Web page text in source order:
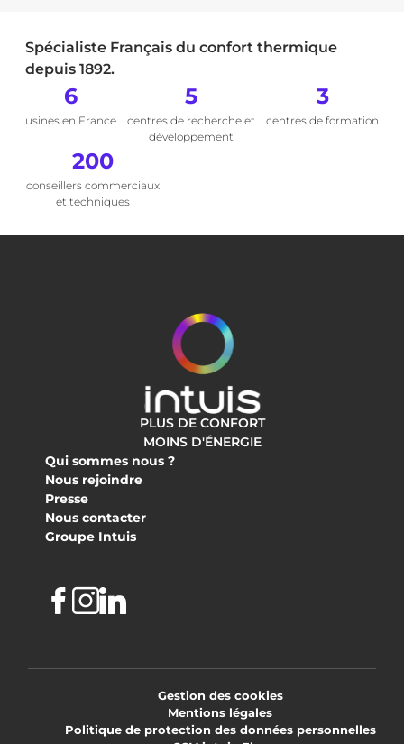
Spécialiste Français du confort thermique
depuis 1892.
6
usines en France
5
centres de recherche et
développement
3
centres de formation
200
conseillers commerciaux
et techniques
PLUS DE CONFORT
MOINS D'ÉNERGIE
Qui sommes nous ?
Nous rejoindre
Presse
Nous contacter
Groupe Intuis
Facebook
Instagram
Linkedin
Gestion des cookies
Mentions légales
Politique de protection des données personnelles